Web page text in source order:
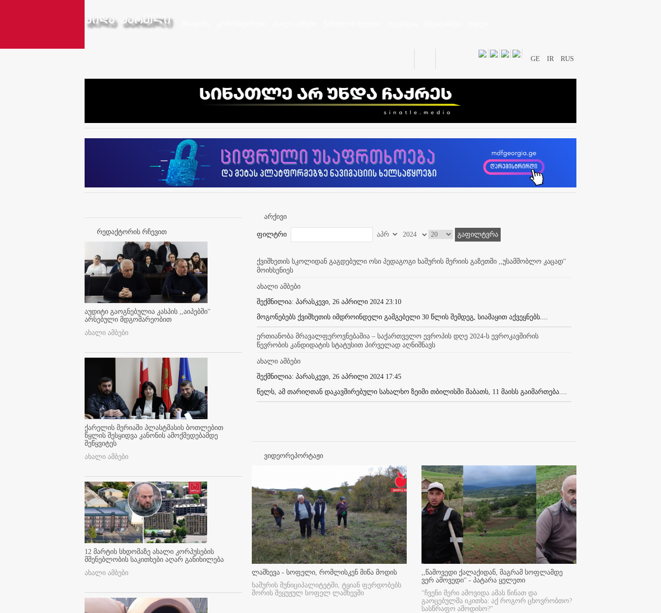
GE IR RUS
რედაქტორის რჩევით
აუდიტი გაოგნებულია კასპის ,,აიპებში''
არსებული მდგომარეობით
ახალი ამბები
ქარელის მერიაში პლასტმასის ბოთლებით
წყლის შესყიდვა კანონის ამოქმედებამდე
შეწყვიტეს
ახალი ამბები
12 მარტის სხდომაზე ახალი კორპუსების
მშენებლობის საკითხები აღარ განიხილება
ახალი ამბები
არქივი
ფილტრი გაფილტვრა
ქვიშხეთის სკოლიდან გაგდებული ოსი პედაგოგი ხაშურის მერიის გაზეთში ,,უსამშობლო კაცად''
მოიხსენიეს
ახალი ამბები
შექმნილია: პარასკევი, 26 აპრილი 2024 23:10
მოგონებებს ქვიშხეთის იმდროინდელი გამგებელი 30 წლის შემდეგ, სიამაყით აქვეყნებს....
ერთიანობა მრავალფეროვნებაშია – საქართველო ევროპის დღე 2024-ს ევროკავშირის
წევრობის კანდიდატის სტატუსით პირველად აღნიშნავს
ახალი ამბები
შექმნილია: პარასკევი, 26 აპრილი 2024 17:45
წელს, ამ თარიღთან დაკავშირებული სახალხო ზეიმი თბილისში შაბათს, 11 მაისს გაიმართება....
ვიდეორეპორტაჟი
ლაშხევა - სოფელი, რომლისკენ მიწა მოდის
ხაშურის მუნიციპალიტეტში, ტყიან ფერდობებს
შორის შეყუჟულ სოფელ ლაშხევში
,,წამოვედი ქალაქიდან, მაგრამ სოფლამდე
ვერ ამოვედი'' - პატარა ყელეთი
"ჩვენი მერი ამოვიდა ამას წინათ და
გაოცებულმა იკითხა: აქ როგორ ცხოვრობთო?
სასწრაფო ამოდისო?"